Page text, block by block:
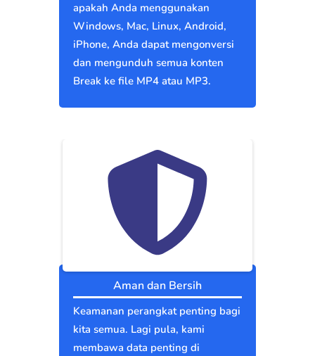
apakah Anda menggunakan
Windows, Mac, Linux, Android,
iPhone, Anda dapat mengonversi
dan mengunduh semua konten
Break ke file MP4 atau MP3.
Aman dan Bersih
Keamanan perangkat penting bagi
kita semua. Lagi pula, kami
membawa data penting di